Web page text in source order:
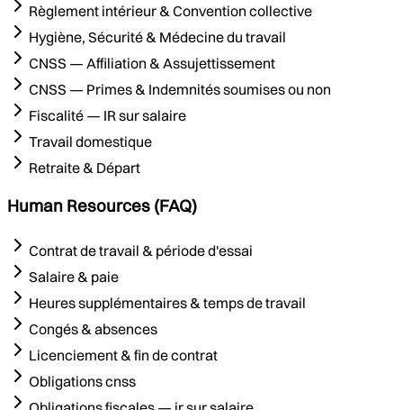
Règlement intérieur & Convention collective
Hygiène, Sécurité & Médecine du travail
CNSS — Affiliation & Assujettissement
CNSS — Primes & Indemnités soumises ou non
Fiscalité — IR sur salaire
Travail domestique
Retraite & Départ
Human Resources (FAQ)
Contrat de travail & période d'essai
Salaire & paie
Heures supplémentaires & temps de travail
Congés & absences
Licenciement & fin de contrat
Obligations cnss